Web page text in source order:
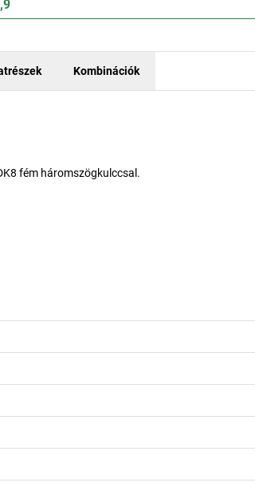
Kombinációk
fém háromszögkulccsal.